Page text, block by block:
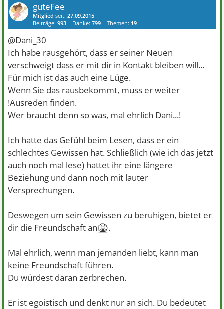
guteFee
Mitglied seit:27.09.2015
Beiträge:993 Danke:799 Themen: 19
@Dani_30
Ich habe rausgehört, dass er seiner Neuen
verschweigt dass er mit dir in Kontakt bleiben will...
Für mich ist das auch eine Lüge.
Wenn Sie das rausbekommt, muss er weiter
!Ausreden finden.
Wer braucht denn so was, mal ehrlich Dani...!
Ich hatte das Gefühl beim Lesen, dass er ein
schlechtes Gewissen hat. Schließlich (wie ich das jetzt
auch noch mal lese) hattet ihr eine längere
Beziehung und dann noch mit lauter
Versprechungen.
Deswegen um sein Gewissen zu beruhigen, bietet er
dir die Freundschaft an🤮.
Mal ehrlich, wenn man jemanden liebt, kann man
keine Freundschaft führen.
Du würdest daran zerbrechen.
Er ist egoistisch und denkt nur an sich. Du bedeutet